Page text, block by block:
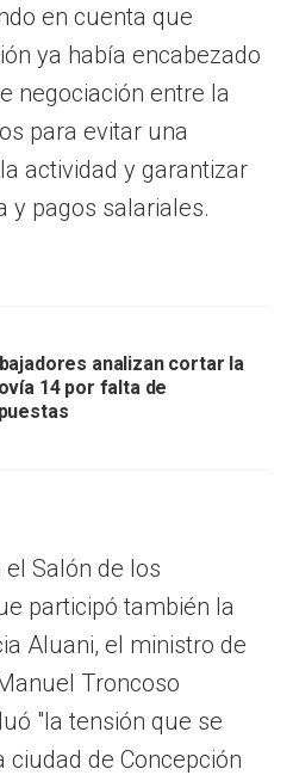
en cuenta que
ya había encabezado
negociación entre la
para evitar una
actividad y garantizar
y pagos salariales.
analizan cortar la
14 por falta de
Salón de los
participó también la
Aluani, el ministro de
Troncoso
"la tensión que se
de Concepción